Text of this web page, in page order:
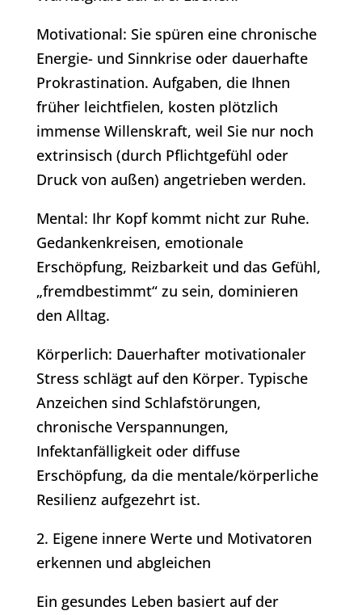
Motivational: Sie spüren eine chronische
Energie- und Sinnkrise oder dauerhafte
Prokrastination. Aufgaben, die Ihnen
früher leichtfielen, kosten plötzlich
immense Willenskraft, weil Sie nur noch
extrinsisch (durch Pflichtgefühl oder
Druck von außen) angetrieben werden.
Mental: Ihr Kopf kommt nicht zur Ruhe.
Gedankenkreisen, emotionale
Erschöpfung, Reizbarkeit und das Gefühl,
„fremdbestimmt“ zu sein, dominieren
den Alltag.
Körperlich: Dauerhafter motivationaler
Stress schlägt auf den Körper. Typische
Anzeichen sind Schlafstörungen,
chronische Verspannungen,
Infektanfälligkeit oder diffuse
Erschöpfung, da die mentale/körperliche
Resilienz aufgezehrt ist.
2. Eigene innere Werte und Motivatoren
erkennen und abgleichen
Ein gesundes Leben basiert auf der